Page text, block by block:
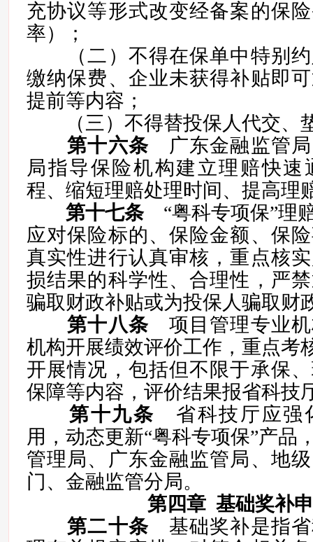
充协议等形式改变经备案的保
率）；
（二）不得在保单中特别约
缴纳保费、企业未获得补贴即
提前等内容；
（三）不得替投保人代交、
第十六条广东金融监管局
局指导保险机构建立理赔快速
程、缩短理赔处理时间、提高理
第十七条“粤科专项保”理
应对保险标的、保险金额、保
真实性进行认真审核，重点核
损结果的科学性、合理性，严
骗取财政补贴或为投保人骗取财
第十八条项目管理专业机
机构开展绩效评价工作，重点考
开展情况，包括但不限于承保
保障等内容，评价结果报省科技
第十九条 省科技厅应强
用，动态更新“粤科专项保”产品
管理局、广东金融监管局、地
门、金融监管分局。
第四章 基础奖补
第二十条基础奖补是指省